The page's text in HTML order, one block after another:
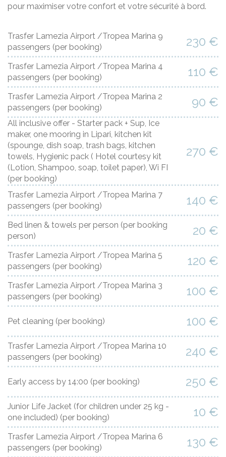
pour maximiser votre confort et votre sécurité à bord.
Trasfer Lamezia Airport /Tropea Marina 9
passengers (per booking) 230 €
Trasfer Lamezia Airport /Tropea Marina 4
passengers (per booking) 110 €
Trasfer Lamezia Airport /Tropea Marina 2
passengers (per booking) 90 €
All inclusive offer - Starter pack + Sup, Ice
maker, one mooring in Lipari, kitchen kit
(spounge, dish soap, trash bags, kitchen
towels, Hygienic pack ( Hotel courtesy kit
(Lotion, Shampoo, soap, toilet paper), Wi FI
(per booking)
270 €
Trasfer Lamezia Airport /Tropea Marina 7
passengers (per booking) 140 €
Bed linen & towels per person (per booking
person)
20 €
Trasfer Lamezia Airport /Tropea Marina 5
passengers (per booking) 120 €
Trasfer Lamezia Airport /Tropea Marina 3
passengers (per booking) 100 €
Pet cleaning (per booking) 100 €
Trasfer Lamezia Airport /Tropea Marina 10
passengers (per booking) 240 €
Early access by 14:00 (per booking) 250 €
Junior Life Jacket (for children under 25 kg -
one included) (per booking) 10 €
Trasfer Lamezia Airport /Tropea Marina 6
passengers (per booking) 130 €